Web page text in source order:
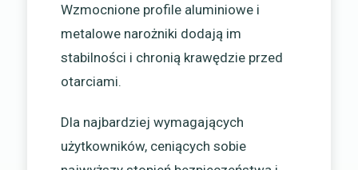
Wzmocnione profile aluminiowe i
metalowe narożniki dodają im
stabilności i chronią krawędzie przed
otarciami.
Dla najbardziej wymagających
użytkowników, ceniących sobie